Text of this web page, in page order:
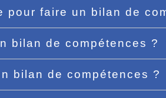
pour faire un bilan de
bilan de compétences ?
bilan de compétences ?